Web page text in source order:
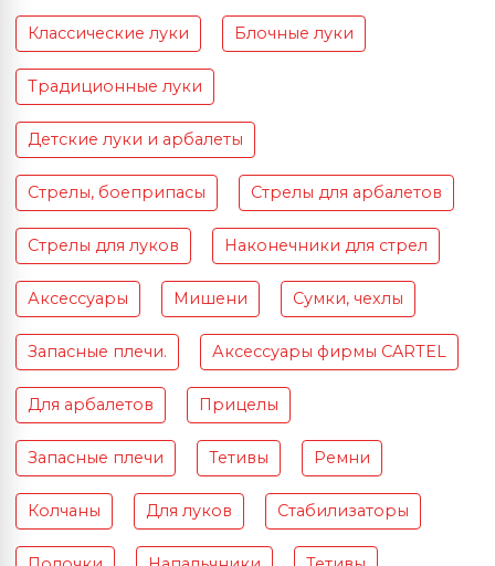
Классические луки Блочные луки
Традиционные луки
Детские луки и арбалеты
Стрелы, боеприпасы Стрелы для арбалетов
Стрелы для луков Наконечники для стрел
Аксессуары Мишени Сумки, чехлы
Запасные плечи. Аксессуары фирмы CARTEL
Для арбалетов Прицелы
Запасные плечи Тетивы Ремни
Колчаны Для луков Стабилизаторы